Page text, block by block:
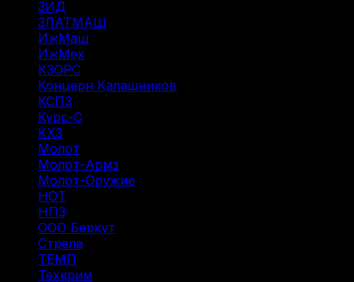
ЗИД
ЗЛАТМАШ
ИжМаш
ИжМех
КЗОРС
Концерн Калашников
КСПЗ
Курс-С
КХЗ
Молот
Молот-Армз
Молот-Оружие
НОТ
НПЗ
ООО Беркут
Стрела
ТЕМП
Техкрим